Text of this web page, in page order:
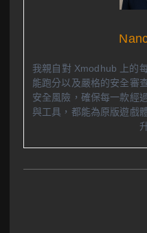
我親自對 Xmodhub 上的
能跑分以及嚴格的安全審
安全風險，確保每一款經
與工具，都能為原版遊戲